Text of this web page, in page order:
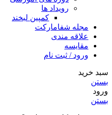
رویداد ها
کمپین لبخند
مجله شفامارکت
علاقه مندی
مقایسه
ورود / ثبت نام
سبد خرید
بستن
ورود
بستن